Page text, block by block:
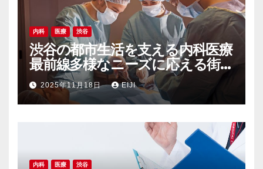
内科 医療 渋谷
渋谷の都市生活を支える内科医療
最前線多様なニーズに応える街
の健康インフラ
2025年11月18日 EIJI
内科 医療 渋谷